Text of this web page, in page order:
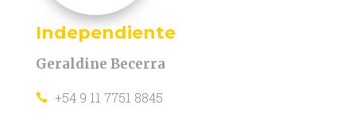
Independiente
Geraldine Becerra
 +54 9 11 7751 8845